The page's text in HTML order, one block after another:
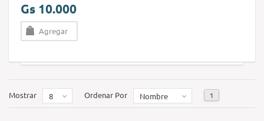
Gs 10.000
Agregar
Mostrar 8 Ordenar Por Nombre 1